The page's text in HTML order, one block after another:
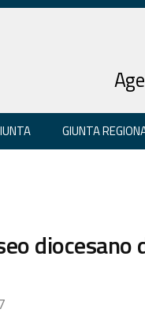
GIUNTA
diocesano